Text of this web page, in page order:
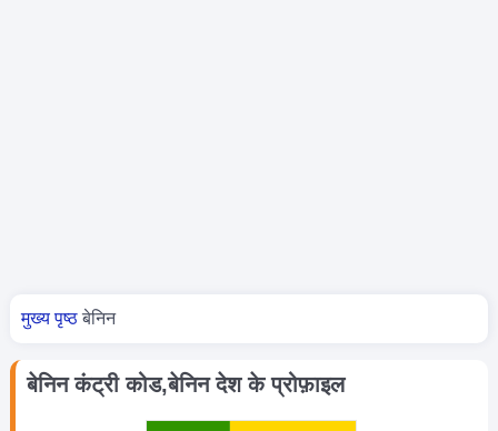
आप यहां हैं
मुख्य पृष्ठ बेनिन
बेनिन कंट्री कोड,बेनिन देश के प्रोफ़ाइल